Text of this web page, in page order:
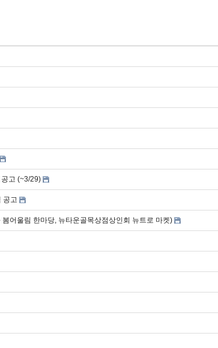
고 (~3/29)
공고
어울림 한마당, 뉴타운골목상점상인회 뉴트로 마켓)